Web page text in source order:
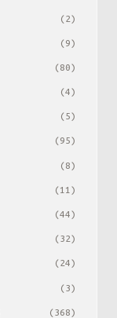
(2)
(9)
(80)
(4)
(5)
(95)
(8)
(11)
(44)
(32)
(24)
(3)
(368)